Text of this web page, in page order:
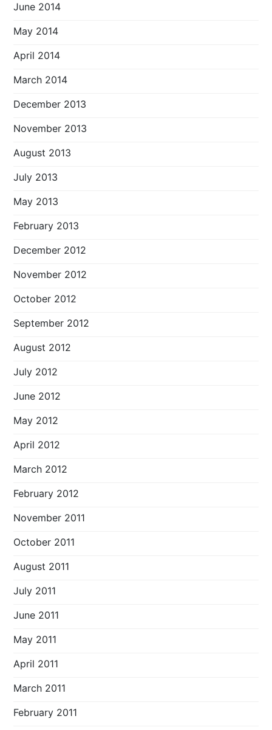
June 2014
May 2014
April 2014
March 2014
December 2013
November 2013
August 2013
July 2013
May 2013
February 2013
December 2012
November 2012
October 2012
September 2012
August 2012
July 2012
June 2012
May 2012
April 2012
March 2012
February 2012
November 2011
October 2011
August 2011
July 2011
June 2011
May 2011
April 2011
March 2011
February 2011